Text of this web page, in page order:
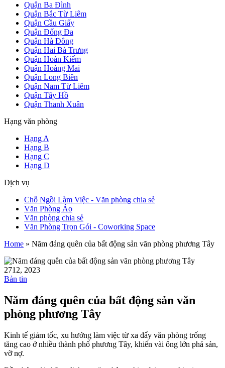
Quận Ba Đình
Quận Bắc Từ Liêm
Quận Cầu Giấy
Quận Đống Đa
Quận Hà Đông
Quận Hai Bà Trưng
Quận Hoàn Kiếm
Quận Hoàng Mai
Quận Long Biên
Quận Nam Từ Liêm
Quận Tây Hồ
Quận Thanh Xuân
Hạng văn phòng
Hạng A
Hạng B
Hạng C
Hạng D
Dịch vụ
Chỗ Ngồi Làm Việc - Văn phòng chia sẻ
Văn Phòng Ảo
Văn phòng chia sẻ
Văn Phòng Trọn Gói - Coworking Space
Home » Năm đáng quên của bất động sản văn phòng phương Tây
2712, 2023
Bản tin
Năm đáng quên của bất động sản văn
phòng phương Tây
Kinh tế giảm tốc, xu hướng làm việc từ xa đẩy văn phòng trống
tăng cao ở nhiều thành phố phương Tây, khiến vài ông lớn phá sản,
vỡ nợ.